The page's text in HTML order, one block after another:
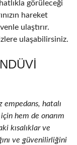
görüleceği
hareket
ulaştırır.
ulaşabilirsiniz.
empedans, hatalı
hem de onarım
kısalıklar ve
ve güvenilirliğini